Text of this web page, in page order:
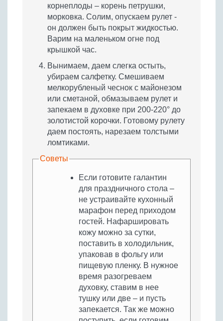
корнеплоды – корень петрушки,
морковка. Солим, опускаем рулет -
он должен быть покрыт жидкостью.
Варим на маленьком огне под
крышкой час.
Вынимаем, даем слегка остыть,
убираем салфетку. Смешиваем
мелкорубленый чеснок с майонезом
или сметаной, обмазываем рулет и
запекаем в духовке при 200-220° до
золотистой корочки. Готовому рулету
даем постоять, нарезаем толстыми
ломтиками.
Советы
Если готовите галантин
для праздничного стола –
не устраивайте кухонный
марафон перед приходом
гостей. Нафаршировать
кожу можно за сутки,
поставить в холодильник,
упаковав в фольгу или
пищевую пленку. В нужное
время разогреваем
духовку, ставим в нее
тушку или две – и пусть
запекается. Так же можно